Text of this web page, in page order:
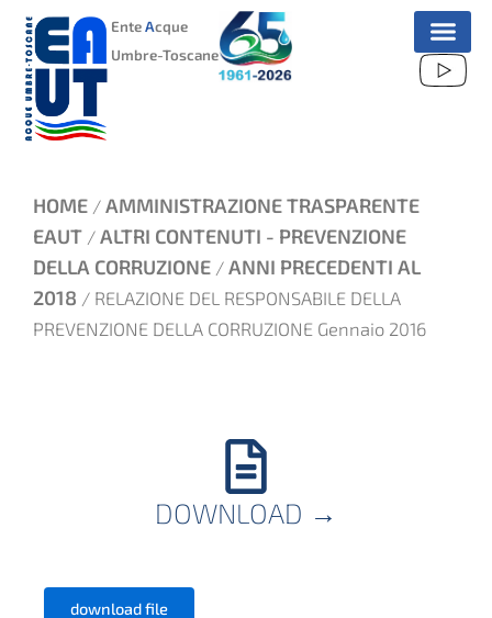
VAI
CONTENUTO
EnteAcque
Umbre-Toscane
HOME / AMMINISTRAZIONE TRASPARENTE
EAUT / ALTRI CONTENUTI - PREVENZIONE
DELLA CORRUZIONE / ANNI PRECEDENTI AL
2018 / RELAZIONE DEL RESPONSABILE DELLA
PREVENZIONE DELLA CORRUZIONE Gennaio 2016
DOWNLOAD →
download file